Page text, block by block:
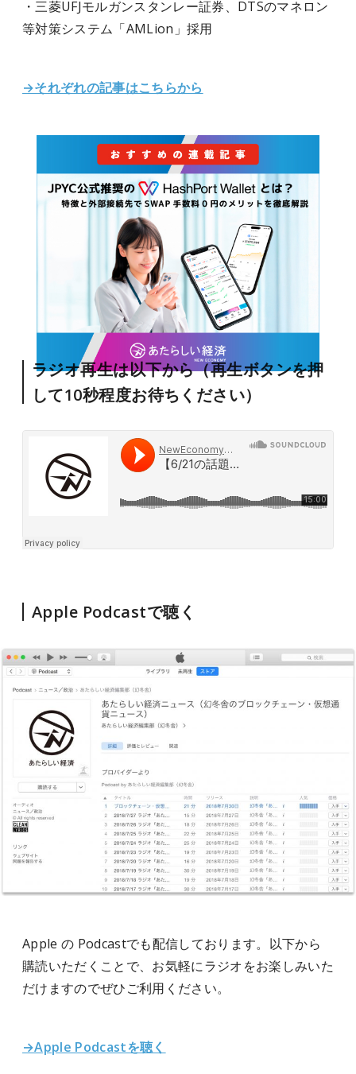
・三菱UFJモルガンスタンレー証券、DTSのマネロン
等対策システム「AMLion」採用
→それぞれの記事はこちらから
ラジオ再生は以下から（再生ボタンを押
して10秒程度お待ちください）
Apple Podcastで聴く
Apple の Podcastでも配信しております。以下から
購読いただくことで、お気軽にラジオをお楽しみいた
だけますのでぜひご利用ください。
→Apple Podcastを聴く